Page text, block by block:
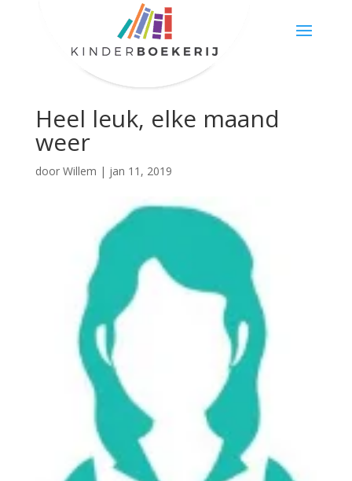
Heel leuk, elke maand
weer
door Willem | jan 11, 2019